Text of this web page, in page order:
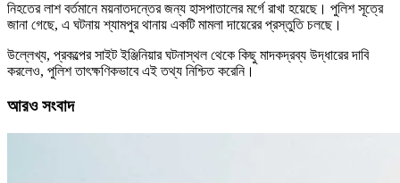
নিহতের লাশ বর্তমানে ময়নাতদন্তের জন্য হাসপাতালের মর্গে রাখা হয়েছে। পুলিশ সূত্রে
জানা গেছে, এ ঘটনায় শ্যামপুর থানায় একটি মামলা দায়েরের প্রস্তুতি চলছে।
উল্লেখ্য, প্রকল্পের সাইট ইঞ্জিনিয়ার ঘটনাস্থল থেকে কিছু মাদকদ্রব্য উদ্ধারের দাবি
করলেও, পুলিশ তাৎক্ষণিকভাবে এই তথ্য নিশ্চিত করেনি।
আরও সংবাদ